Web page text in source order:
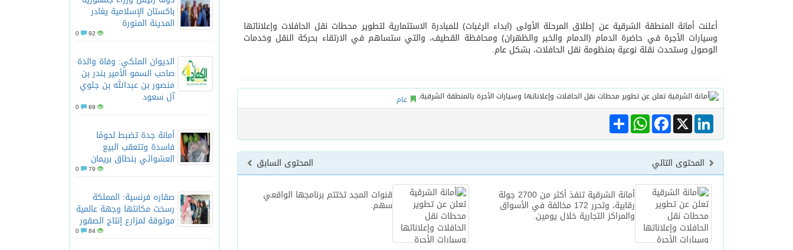
06/08/2026مركز الملك سلمان للإغاثة يضع حجر الأساس لمشروع بناء وإعادة تأهيل 13 مدرسة في محافظتي لحج والضالع
باكستان الإسلامية يغادر
المدينة المنورة
92
الديوان الملكي: وفاة والدة
صاحب السمو الأمير بندر بن
منصور بن عبدالله بن جلوي
آل سعود
89
أمانة جدة تضبط لحومًا
فاسدة وتتعقب البيع
العشوائي بنطاق بريمان
79
صقاره فرنسية: المملكة
رسخت مكانتها وجهة عالمية
موثوقة لمزارع إنتاج الصقور
84
أعلنت أمانة المنطقة الشرقية عن إطلاق المرحلة الأولى (ابداء الرغبات) للمبادرة الاستثمارية لتطوير محطات نقل الحافلات وإعلاناتها
وسيارات الأجرة في حاضرة الدمام (الدمام والخبر والظهران) ومحافظة القطيف، والتي ستساهم في الارتقاء بحركة النقل وخدمات
الوصول وستحدث نقلة نوعية بمنظومة نقل الحافلات، بشكل عام.
عام
Share
WhatsAppFacebook X
LinkedIn
المحتوى السابق
المحتوى التالي
قنوات المجد تختتم برنامجها الواقعي
سهم.
أمانة الشرقية تنفذ أكثر من 2700 جولة
رقابية، وتحرر 172 مخالفة في الأسواق
والمراكز التجارية خلال يومين.